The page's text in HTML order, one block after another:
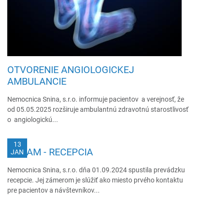
OTVORENIE ANGIOLOGICKEJ
AMBULANCIE
Nemocnica Snina, s.r.o. informuje pacientov a verejnosť, že
od 05.05.2025 rozširuje ambulantnú zdravotnú starostlivosť
o angiologickú...
13
JAN
OZNAM - RECEPCIA
Nemocnica Snina, s.r.o. dňa 01.09.2024 spustila prevádzku
recepcie. Jej zámerom je slúžiť ako miesto prvého kontaktu
pre pacientov a návštevníkov...